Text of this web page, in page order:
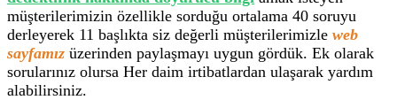
müşterilerimizin özellikle sorduğu ortalama 40 soruyu
derleyerek 11 başlıkta siz değerli müşterilerimizle web
sayfamız üzerinden paylaşmayı uygun gördük. Ek olarak
sorularınız olursa Her daim irtibatlardan ulaşarak yardım
alabilirsiniz.